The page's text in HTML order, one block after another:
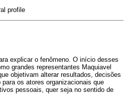
profile
explicar o fenômeno. O início desses
grandes representantes Maquiavel
objetivam alterar resultados, decisões
os atores organizacionais que
pessoais, quer seja no sentido de